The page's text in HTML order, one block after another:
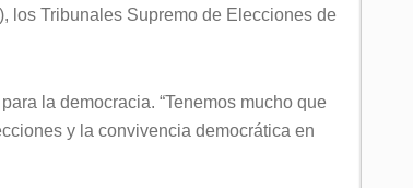
los Tribunales Supremo de Elecciones de
la democracia. “Tenemos mucho que
y la convivencia democrática en